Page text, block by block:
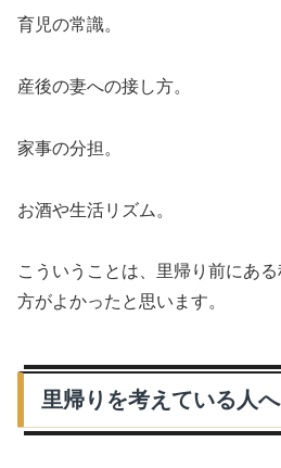
育児の常識。
産後の妻への接し方。
家事の分担。
お酒や生活リズム。
こういうことは、里帰り前にあ
方がよかったと思います。
里帰りを考えている人へ